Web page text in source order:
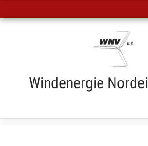
Windenergie